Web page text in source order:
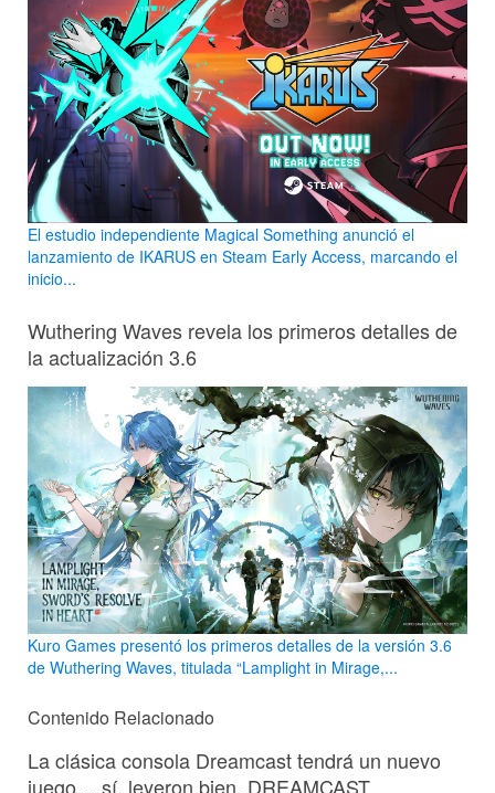
El estudio independiente Magical Something anunció el
lanzamiento de IKARUS en Steam Early Access, marcando el
inicio...
Wuthering Waves revela los primeros detalles de
la actualización 3.6
Kuro Games presentó los primeros detalles de la versión 3.6
de Wuthering Waves, titulada “Lamplight in Mirage,...
Contenido Relacionado
La clásica consola Dreamcast tendrá un nuevo
juego… sí, leyeron bien, DREAMCAST